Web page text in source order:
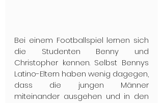
Bei einem Footballspiel lernen sich
die Studenten Benny und
Christopher kennen. Selbst Bennys
Latino-Eltern haben wenig dagegen,
dass die jungen Männer
miteinander ausgehen und in den